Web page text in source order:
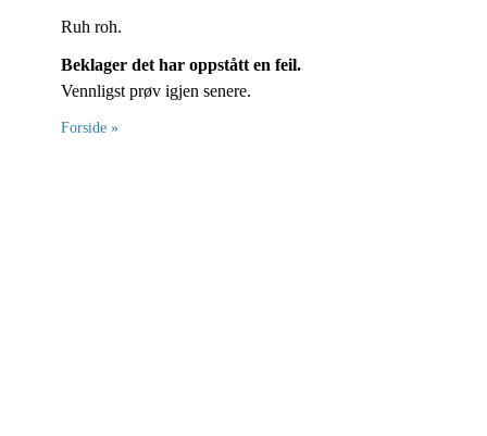
Ruh roh.
Beklager det har oppstått en feil.
Vennligst prøv igjen senere.
Forside »